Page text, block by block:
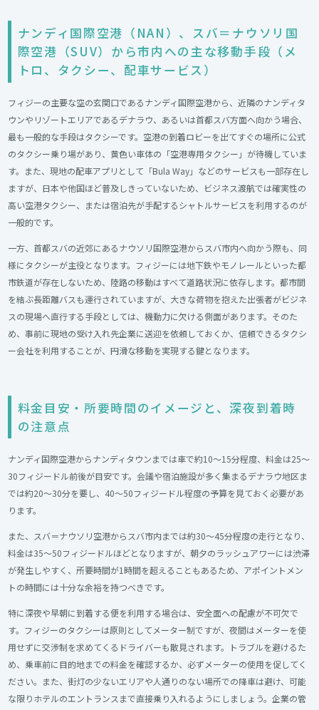
ナンディ国際空港（NAN）、スバ＝ナウソリ国
際空港（SUV）から市内への主な移動手段（メ
トロ、タクシー、配車サービス）​
フィジーの主要な空の玄関口であるナンディ国際空港から、近隣のナンディタ
ウンやリゾートエリアであるデナラウ、あるいは首都スバ方面へ向かう場合、
最も一般的な手段はタクシーです。空港の到着ロビーを出てすぐの場所に公式
のタクシー乗り場があり、黄色い車体の「空港専用タクシー」が待機していま
す。また、現地の配車アプリとして「Bula Way」などのサービスも一部存在し
ますが、日本や他国ほど普及しきっていないため、ビジネス渡航では確実性の
高い空港タクシー、または宿泊先が手配するシャトルサービスを利用するのが
一般的です。
一方、首都スバの近郊にあるナウソリ国際空港からスバ市内へ向かう際も、同
様にタクシーが主役となります。フィジーには地下鉄やモノレールといった都
市鉄道が存在しないため、陸路の移動はすべて道路状況に依存します。都市間
を結ぶ長距離バスも運行されていますが、大きな荷物を抱えた出張者がビジネ
スの現場へ直行する手段としては、機動力に欠ける側面があります。そのた
め、事前に現地の受け入れ先企業に送迎を依頼しておくか、信頼できるタクシ
ー会社を利用することが、円滑な移動を実現する鍵となります。
料金目安・所要時間のイメージと、深夜到着時
の注意点​
ナンディ国際空港からナンディタウンまでは車で約10〜15分程度、料金は25〜
30フィジードル前後が目安です。会議や宿泊施設が多く集まるデナラウ地区ま
では約20〜30分を要し、40〜50フィジードル程度の予算を見ておく必要があ
ります。
また、スバ＝ナウソリ空港からスバ市内までは約30～45分程度の走行となり、
料金は35～50フィジードルほどとなりますが、朝夕のラッシュアワーには渋滞
が発生しやすく、所要時間が1時間を超えることもあるため、アポイントメン
トの時間には十分な余裕を持つべきです。
特に深夜や早朝に到着する便を利用する場合は、安全面への配慮が不可欠で
す。フィジーのタクシーは原則としてメーター制ですが、夜間はメーターを使
用せずに交渉制を求めてくるドライバーも散見されます。トラブルを避けるた
め、乗車前に目的地までの料金を確認するか、必ずメーターの使用を促してく
ださい。また、街灯の少ないエリアや人通りのない場所での降車は避け、可能
な限りホテルのエントランスまで直接乗り入れるようにしましょう。企業の管